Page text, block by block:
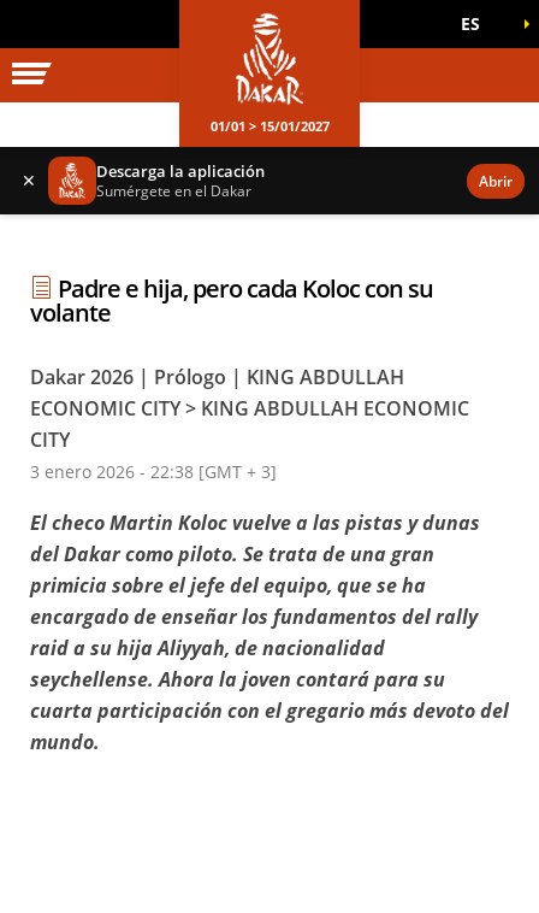
DAKAR
OFICIALES ES
01/01 > 15/01/2027
✕ Descarga la aplicación
Sumérgete en el Dakar Abrir
Padre e hija, pero cada Koloc con su
volante
Dakar 2026 | Prólogo | KING ABDULLAH
ECONOMIC CITY > KING ABDULLAH ECONOMIC
CITY
3 enero 2026 - 22:38 [GMT + 3]
El checo Martin Koloc vuelve a las pistas y dunas
del Dakar como piloto. Se trata de una gran
primicia sobre el jefe del equipo, que se ha
encargado de enseñar los fundamentos del rally
raid a su hija Aliyyah, de nacionalidad
seychellense. Ahora la joven contará para su
cuarta participación con el gregario más devoto del
mundo.